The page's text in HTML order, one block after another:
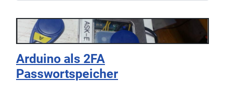
Arduino als 2FA
Passwortspeicher